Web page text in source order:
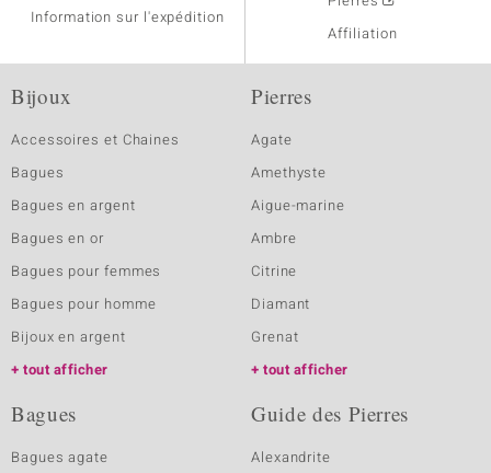
Information sur l'expédition
Affiliation
Bijoux
Accessoires et Chaines
Bagues
Bagues en argent
Bagues en or
Bagues pour femmes
Bagues pour homme
Bijoux en argent
tout afficher
Pierres
Agate
Amethyste
Aigue-marine
Ambre
Citrine
Diamant
Grenat
tout afficher
Bagues
Bagues agate
Guide des Pierres
Alexandrite